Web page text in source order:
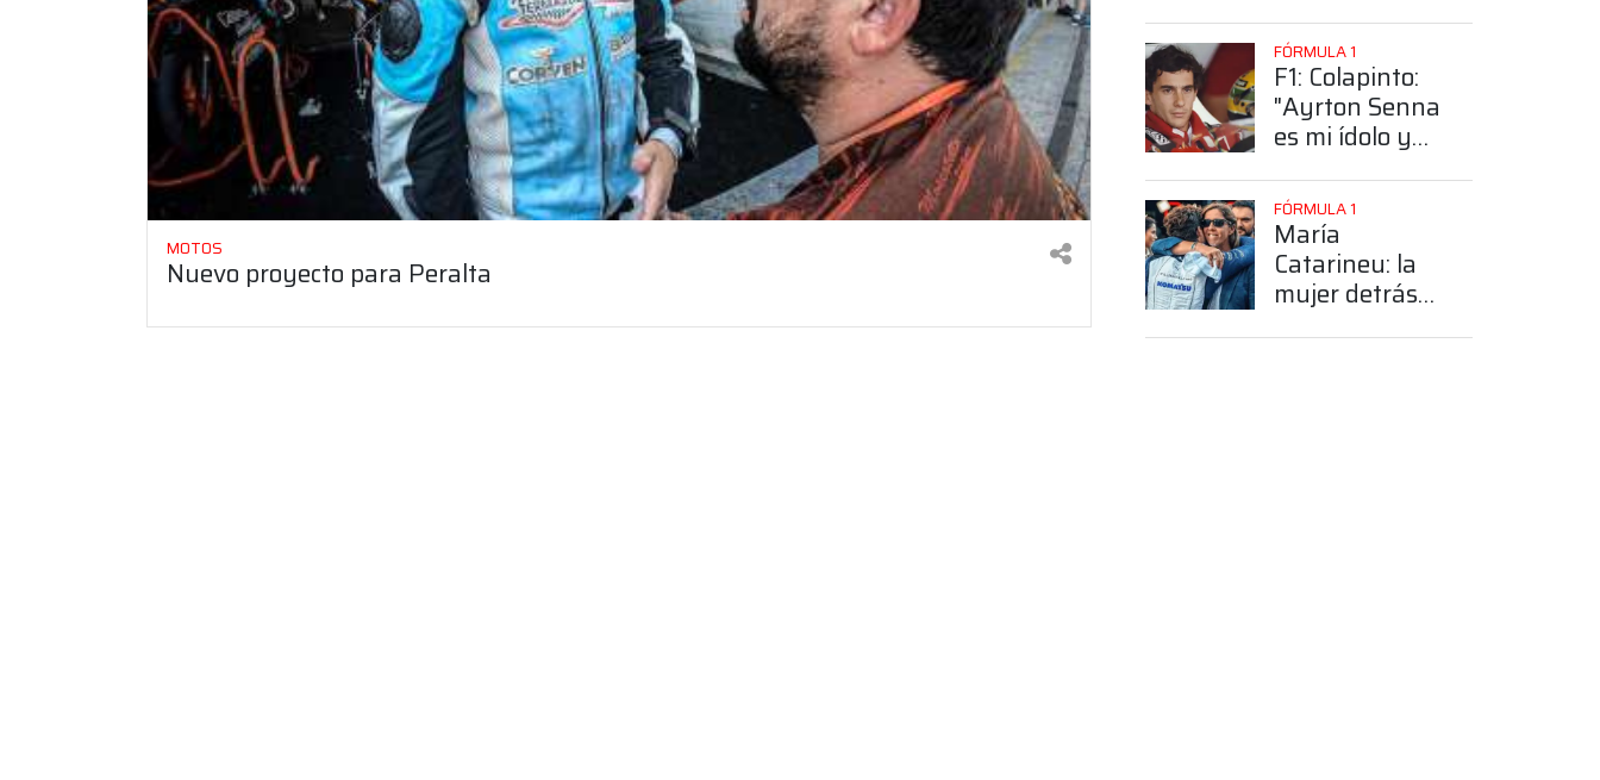
MOTOS
Nuevo proyecto para Peralta
Colapinto del
número 43
FÓRMULA 1
F1: Colapinto:
"Ayrton Senna
es mi ídolo y
grande"
FÓRMULA 1
María
Catarineu: la
mujer detrás